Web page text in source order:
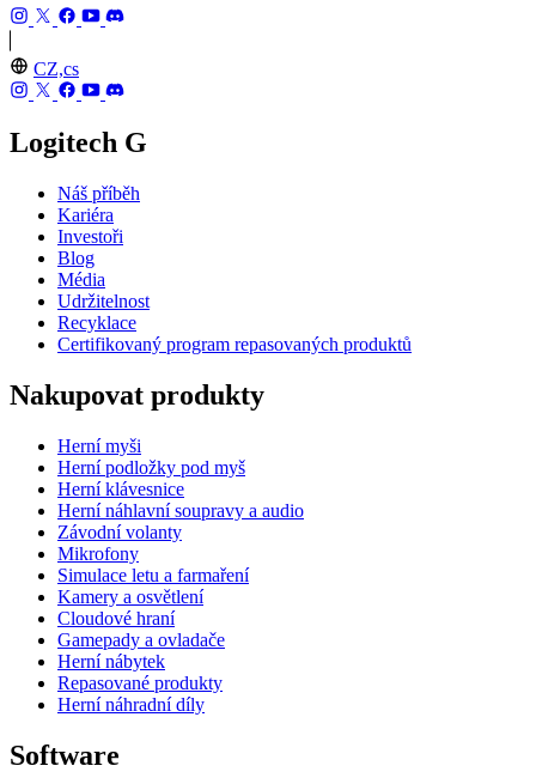
CZ,cs
Logitech G
Náš příběh
Kariéra
Investoři
Blog
Média
Udržitelnost
Recyklace
Certifikovaný program repasovaných produktů
Nakupovat produkty
Herní myši
Herní podložky pod myš
Herní klávesnice
Herní náhlavní soupravy a audio
Závodní volanty
Mikrofony
Simulace letu a farmaření
Kamery a osvětlení
Cloudové hraní
Gamepady a ovladače
Herní nábytek
Repasované produkty
Herní náhradní díly
Software